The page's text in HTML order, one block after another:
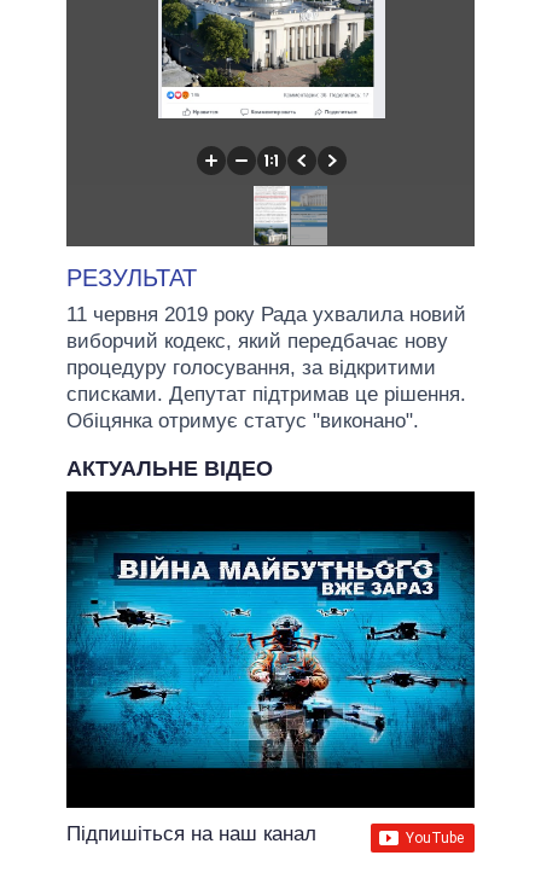
РЕЗУЛЬТАТ
11 червня 2019 року Рада ухвалила новий
виборчий кодекс, який передбачає нову
процедуру голосування, за відкритими
списками. Депутат підтримав це рішення.
Обіцянка отримує статус "виконано".
АКТУАЛЬНЕ ВІДЕО
Підпишіться на наш канал